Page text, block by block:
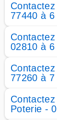
77440 à
02810 à
77260 à
Poterie -